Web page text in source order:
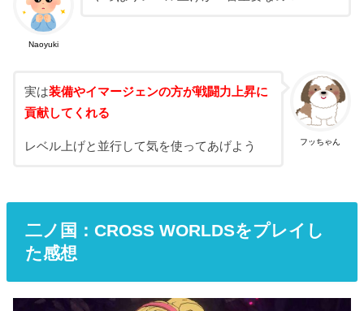
Naoyuki
フッちゃん
実は装備やイマージェンの方が戦闘力上昇に
貢献してくれる
レベル上げと並行して気を使ってあげよう
二ノ国：CROSS WORLDSをプレイし
た感想